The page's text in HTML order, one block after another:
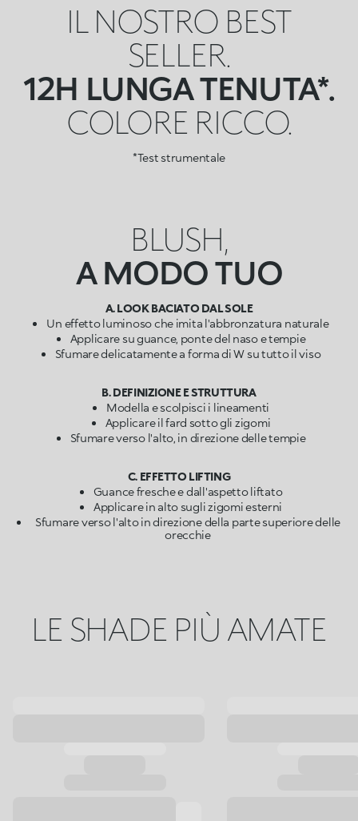
IL NOSTRO BEST
SELLER.
12H LUNGA TENUTA*.
COLORE RICCO.
*Test strumentale
BLUSH,
A MODO TUO
A. LOOK BACIATO DAL SOLE
Un effetto luminoso che imita l'abbronzatura naturale
Applicare su guance, ponte del naso e tempie
Sfumare delicatamente a forma di W su tutto il viso
B. DEFINIZIONE E STRUTTURA
Modella e scolpisci i lineamenti
Applicare il fard sotto gli zigomi
Sfumare verso l'alto, in direzione delle tempie
C. EFFETTO LIFTING
Guance fresche e dall'aspetto liftato
Applicare in alto sugli zigomi esterni
Sfumare verso l'alto in direzione della parte superiore delle
orecchie
LE SHADE PIÙ AMATE